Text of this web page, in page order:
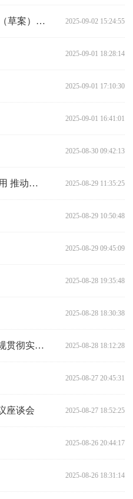
陈飞主持召开省人大常委会关于建立健全生态产品价值实现机制决定（草案）起草工作座谈会 2025-09-02 15:24:55
2025-09-01 18:28:14
2025-09-01 17:10:30
2025-09-01 16:41:01
2025-08-30 09:42:13
陈飞在韶山风景名胜区条例修改专题研究会上强调：充分发挥法治作用 推动韶山“五个基地”建设 2025-08-29 11:35:25
2025-08-29 10:50:48
2025-08-29 09:45:09
2025-08-28 19:35:48
2025-08-28 18:30:38
王晓科率队赴张家界、娄底开展“法治护企”执法检查和反电诈法律法规贯彻实施情况专题调研 2025-08-28 18:12:28
2025-08-27 20:45:31
座谈会 2025-08-27 18:52:25
2025-08-26 20:44:17
2025-08-26 18:31:14